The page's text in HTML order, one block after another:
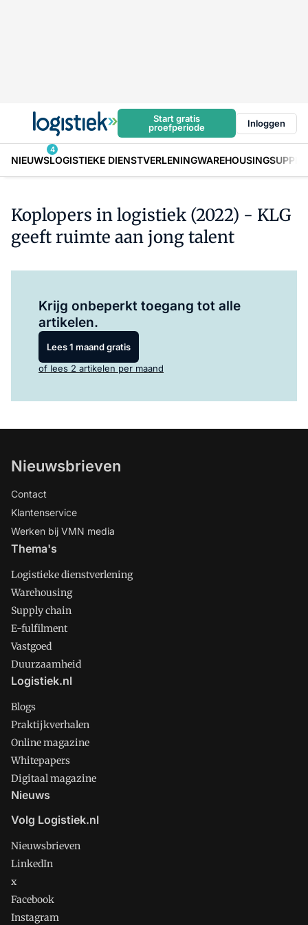
Start gratis
proefperiode
Inloggen
NIEUWS
4
LOGISTIEKE DIENSTVERLENINGWAREHOUSING
Koplopers in logistiek (2022) - KLG
geeft ruimte aan jong talent
Krijg onbeperkt toegang tot alle
artikelen.
Lees 1 maand gratis
of lees 2 artikelen per maand
Nieuwsbrieven
Contact
Klantenservice
Werken bij VMN media
Thema's
Logistieke dienstverlening
Warehousing
Supply chain
E-fulfilment
Vastgoed
Duurzaamheid
Logistiek.nl
Blogs
Praktijkverhalen
Online magazine
Whitepapers
Digitaal magazine
Nieuws
Volg Logistiek.nl
Nieuwsbrieven
LinkedIn
x
Facebook
Instagram